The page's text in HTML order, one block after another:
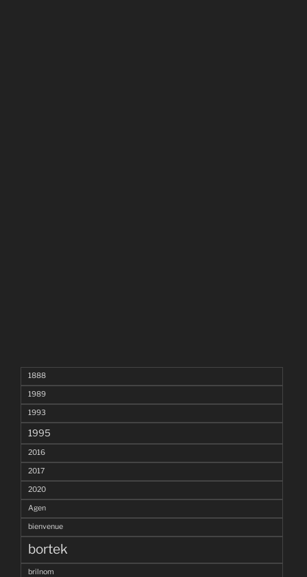
1888
1989
1993
1995
2016
2017
2020
Agen
bienvenue
bortek
brilnom